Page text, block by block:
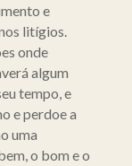
e
litígios.
onde
algum
tempo, e
e perdoe a
uma
o bom e o